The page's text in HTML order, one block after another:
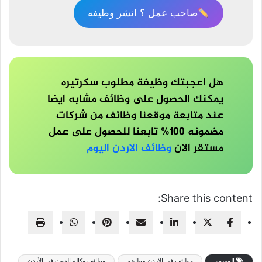
صاحب عمل ؟ انشر وظيفه
هل اعجبتك وظيفة مطلوب سكرتيره
يمكنك الحصول على وظائف مشابه ايضا
عند متابعة موقعنا وظائف من شركات
مضمونه 100% تابعنا للحصول على عمل
مستقر الانوظائف الاردن اليوم
Share this content: